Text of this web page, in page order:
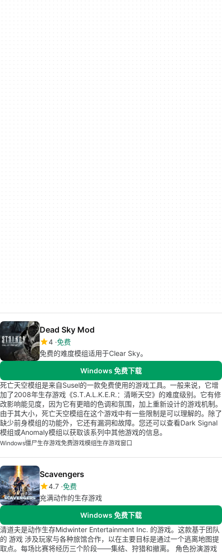
Dead Sky Mod
4 免费
免费的难度模组适用于Clear Sky。
Windows 免费下载
死亡天空模组是来自Susel的一款免费使用的游戏工具。一般来说，它增
加了2008年生存游戏《S.T.A.L.K.E.R.：清晰天空》的难度级别。它有修
改影响能见度，因为它有更暗的色调和氛围，加上重新设计的游戏机制。
由于其大小，死亡天空模组在这个游戏中有一些限制是可以理解的。除了
缺少前身模组的功能外，它还有漏洞和故障。您还可以查看Dark Signal
模组或Anomaly模组以获取该系列中其他游戏的信息。
Windows僵尸生存游戏免费游戏模组生存游戏窗口
Scavengers
4.7 免费
充满动作的生存游戏
Windows 免费下载
清道夫是动作生存Midwinter Entertainment Inc. 的游戏。这款基于团队
的 游戏 涉及玩家与各种旅馆合作，以在主要目标是通过一个逃离地图提
取点。每场比赛将经历三个阶段——集结、狩猎和撤离。 角色扮演游戏